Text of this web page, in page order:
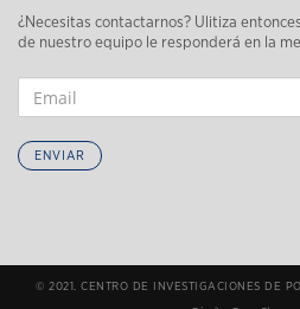
¿Necesitas contactarnos? Ulitiza
de nuestro equipo le responderá en la
ENVIAR
© 2021. CENTRO DE INVESTIGACIONES DE